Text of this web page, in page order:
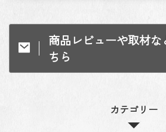
商品レビューや取材な
ちら
カテゴリー